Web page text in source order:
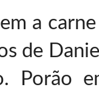
a
de
Porão